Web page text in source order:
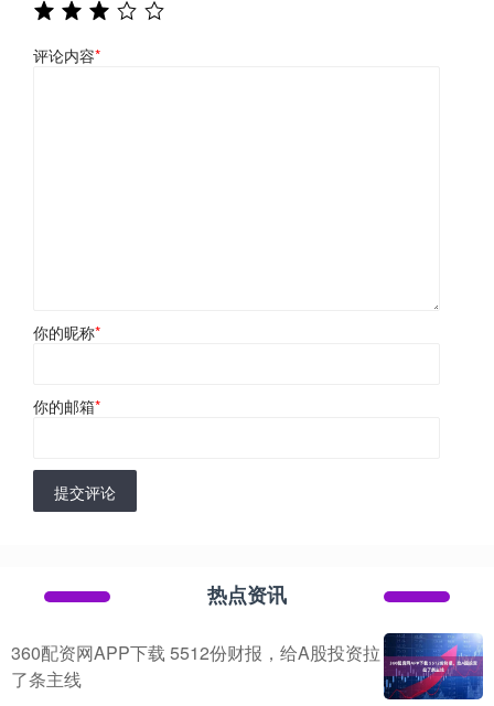
评论内容*
你的昵称*
你的邮箱*
提交评论
热点资讯
360配资网APP下载 5512份财报，给A股投资拉
了条主线